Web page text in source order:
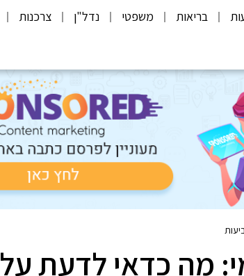
בריאות משפטי נדל"ן צרכנות
מה כדאי לדעת על